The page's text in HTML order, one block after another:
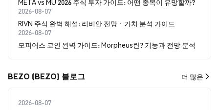
META vs MU 2026 주식 투자 가이드: 어떤 종목이 유망할까?
2026-08-07
RIVN 주식 완벽 해설: 리비안 전망ㆍ가치 분석 가이드
2026-08-07
모피어스 코인 완벽 가이드: Morpheus란? 기능과 전망 분석
BEZO (BEZO) 블로그 더 많은
2026-08-07